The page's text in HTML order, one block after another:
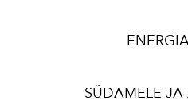
SÜDAMELE JA